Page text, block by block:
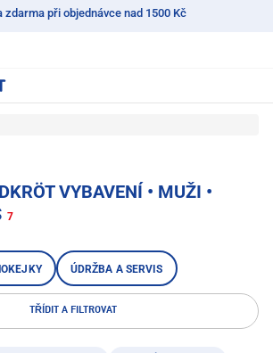
zdarma při objednávce nad 1500 Kč
VYBAVENÍ • MUŽI •
7
ÚDRŽBA A SERVIS
TŘÍDIT A FILTROVAT